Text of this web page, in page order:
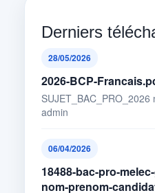
Derniers
28/05/2026
2026-BCP-
SUJET_BAC_PRO_2026
admin
06/04/2026
18488-bac-pro-
nom-prenom-